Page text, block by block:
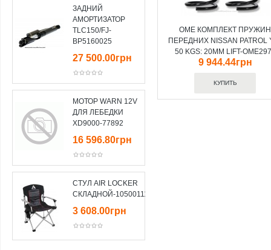
ЗАДНИЙ
АМОРТИЗАТОР
TLC150/FJ-
BP5160025
27 500.00грн
МОТОР WARN 12V
ДЛЯ ЛЕБЕДКИ
XD9000-77892
16 596.80грн
СТУЛ AIR LOCKER
СКЛАДНОЙ-10500111
3 608.00грн
OME КОМПЛЕКТ ПРУЖИН
ПЕРЕДНИХ NISSAN PATROL
50 KGS: 20MM LIFT-
9 944.44грн